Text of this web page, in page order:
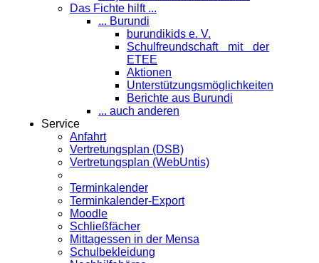
Das Fichte hilft ...
... Burundi
burundikids e. V.
Schulfreundschaft mit der
ETEE
Aktionen
Unterstützungsmöglichkeiten
Berichte aus Burundi
... auch anderen
Service
Anfahrt
Vertretungsplan (DSB)
Vertretungsplan (WebUntis)
Terminkalender
Terminkalender-Export
Moodle
Schließfächer
Mittagessen in der Mensa
Schulbekleidung